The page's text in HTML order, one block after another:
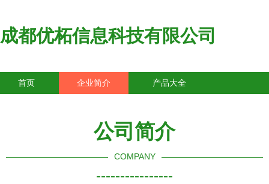
成都优柘信息科技有限公司
首页 企业简介 产品大全
公司简介
COMPANY
----------------